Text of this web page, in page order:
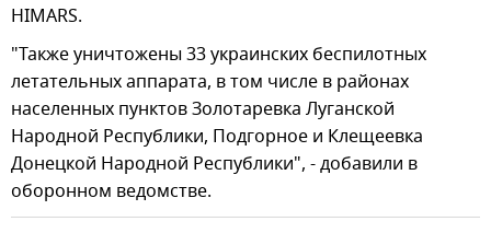
HIMARS.
"Также уничтожены 33 украинских беспилотных
летательных аппарата, в том числе в районах
населенных пунктов Золотаревка Луганской
Народной Республики, Подгорное и Клещеевка
Донецкой Народной Республики", - добавили в
оборонном ведомстве.